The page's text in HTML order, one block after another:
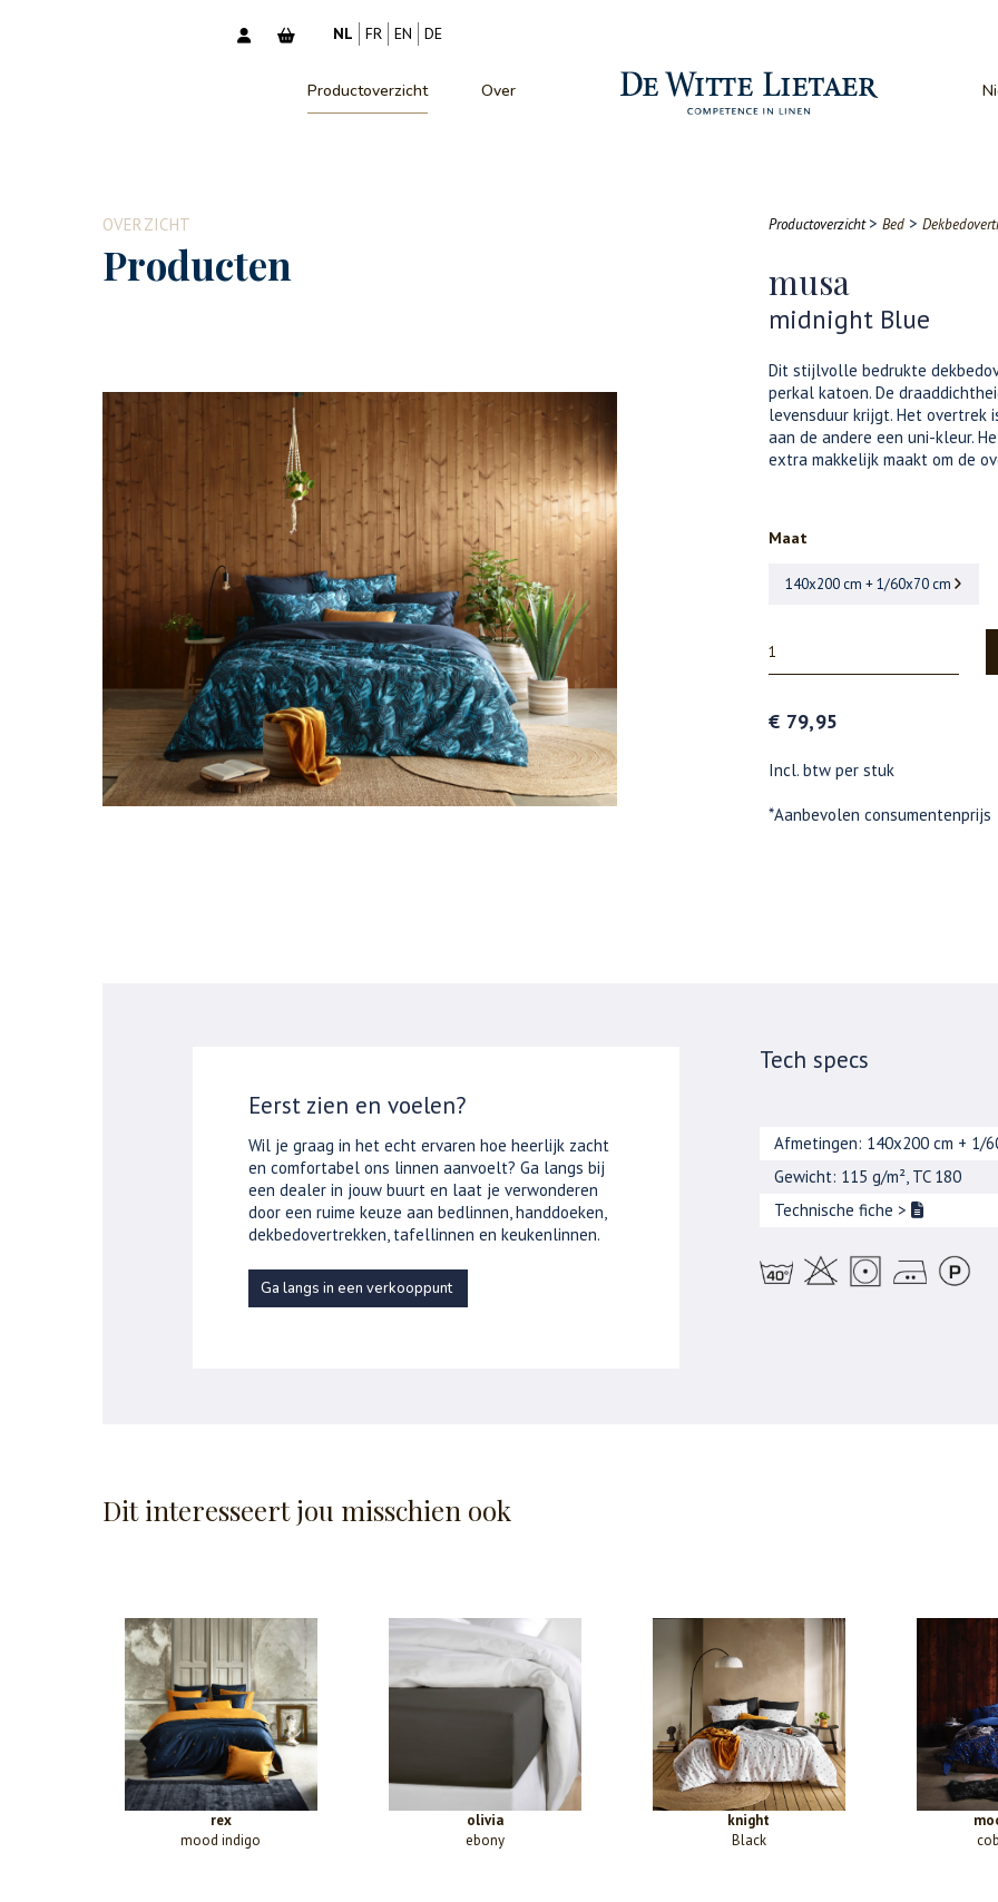
NL FR EN DE
Productoverzicht Over
OVERZICHT
Producten
Productoverzicht > Bed >
musa
midnight Blue
Dit stijlvolle bedrukte
perkal katoen. De
levensduur krijgt. Het overtrek
aan de andere een uni-kleur.
extra makkelijk maakt om de
Maat
140x200 cm + 1/60x70 cm
€ 79,95
Incl. btw per stuk
*Aanbevolen consumentenprijs
Eerst zien en voelen?
Wil je graag in het echt ervaren hoe heerlijk zacht
en comfortabel ons linnen aanvoelt? Ga langs bij
een dealer in jouw buurt en laat je verwonderen
door een ruime keuze aan bedlinnen, handdoeken,
dekbedovertrekken, tafellinnen en keukenlinnen.
Ga langs in een verkooppunt
Tech specs
Afmetingen: 140x200 cm + 1/
Gewicht: 115 g/m², TC 180
Technische fiche >
Dit interesseert jou misschien ook
rex
mood indigo
olivia
ebony
knight
Black